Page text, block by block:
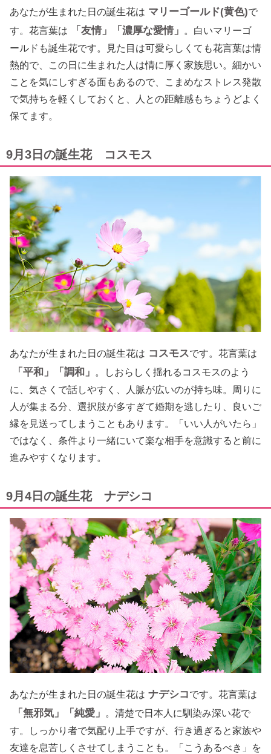
あなたが生まれた日の誕生花は マリーゴールド(黄色)で
す。花言葉は
「友情」「濃厚な愛情」
。白いマリーゴ
ールドも誕生花です。見た目は可愛らしくても花言葉は情
熱的で、この日に生まれた人は情に厚く家族思い。細かい
ことを気にしすぎる面もあるので、こまめなストレス発散
で気持ちを軽くしておくと、人との距離感もちょうどよく
保てます。
9月3日の誕生花 コスモス
あなたが生まれた日の誕生花は コスモスです。花言葉は
「平和」「調和」
。しおらしく揺れるコスモスのよう
に、気さくで話しやすく、人脈が広いのが持ち味。周りに
人が集まる分、選択肢が多すぎて婚期を逃したり、良いご
縁を見送ってしまうこともあります。「いい人がいたら」
ではなく、条件より一緒にいて楽な相手を意識すると前に
進みやすくなります。
9月4日の誕生花 ナデシコ
あなたが生まれた日の誕生花は ナデシコです。花言葉は
「無邪気」「純愛」
。清楚で日本人に馴染み深い花で
す。しっかり者で気配り上手ですが、行き過ぎると家族や
友達を息苦しくさせてしまうことも。「こうあるべき」を